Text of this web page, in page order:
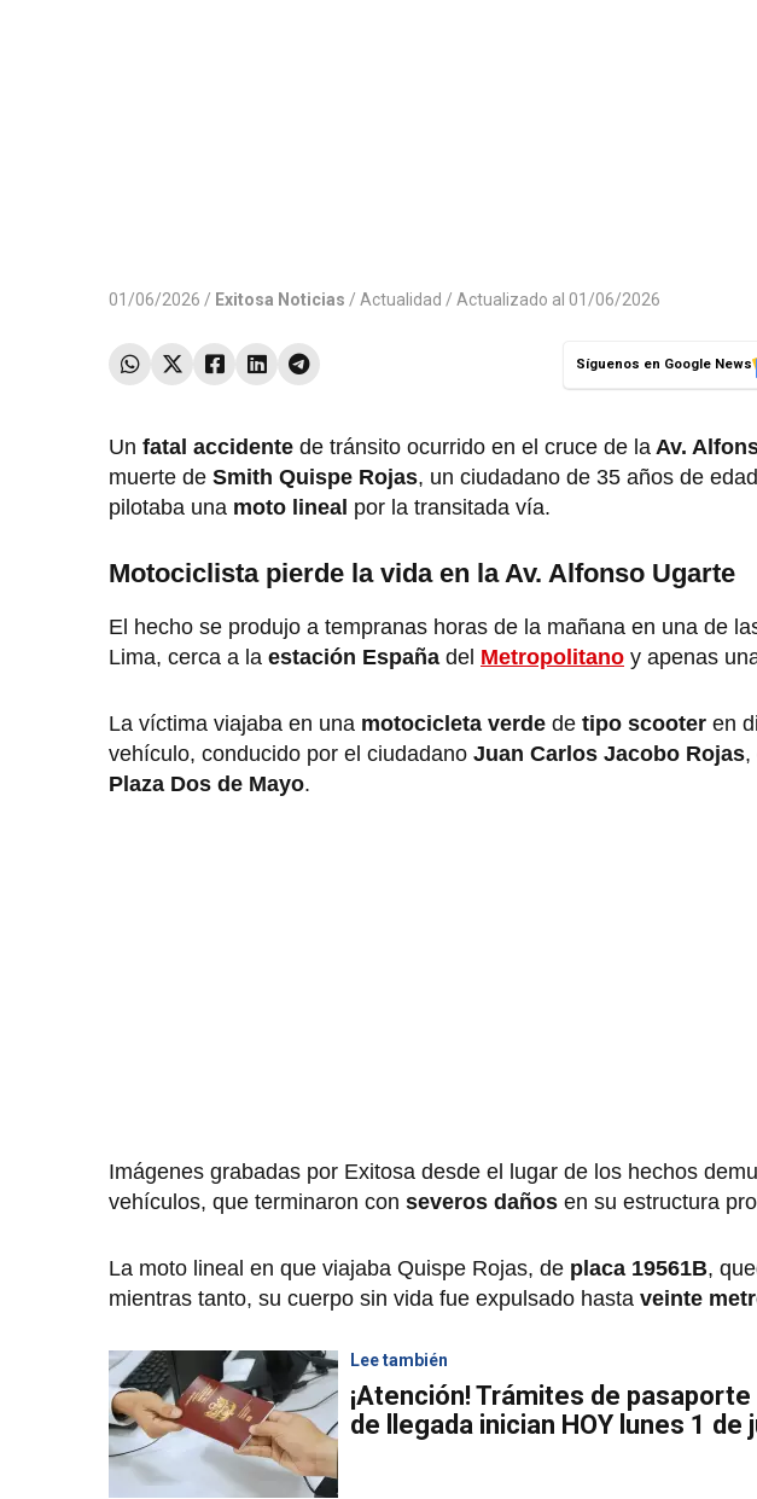
01/06/2026 / Exitosa Noticias / Actualidad / Actualizado al 01/06/2026
Síguenos en Google News
Un fatal accidente de tránsito ocurrido en el cruce de la Av.
muerte de Smith Quispe Rojas, un ciudadano de 35 años de
pilotaba una moto lineal por la transitada vía.
Motociclista pierde la vida en la Av. Alfonso Ugarte
El hecho se produjo a tempranas horas de la mañana en una de
Lima, cerca a la estación España del Metropolitano y apenas
La víctima viajaba en una motocicleta verde de tipo scooter en
vehículo, conducido por el ciudadano Juan Carlos Jacobo Rojas,
Plaza Dos de Mayo.
Imágenes grabadas por Exitosa desde el lugar de los hechos
vehículos, que terminaron con severos daños en su estructura
La moto lineal en que viajaba Quispe Rojas, de placa 19561B,
mientras tanto, su cuerpo sin vida fue expulsado hasta veinte
Lee también
¡Atención! Trámites de
de llegada inician HOY lunes 1 de